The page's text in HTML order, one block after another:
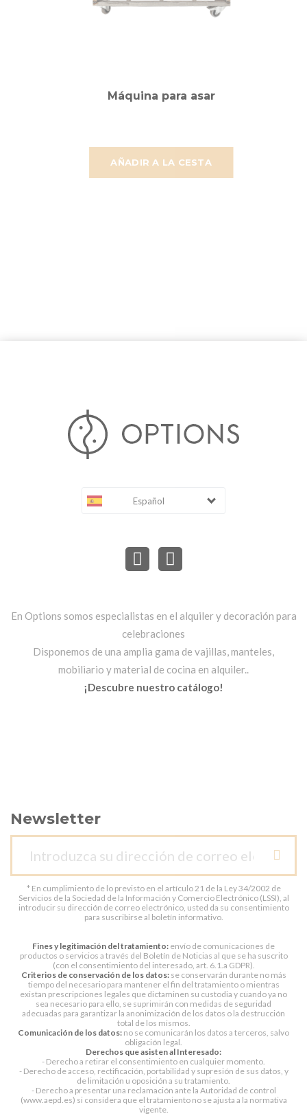
AÑADIR A LA CESTA
Máquina para asar
Español
En Options somos especialistas en el alquiler y decoración para
celebraciones
Disponemos de una amplia gama de vajillas, manteles,
mobiliario y material de cocina en alquiler..
¡Descubre nuestro catálogo!
Newsletter
* En cumplimiento de lo previsto en el artículo 21 de la Ley 34/2002 de
Servicios de la Sociedad de la Información y Comercio Electrónico (LSSI), al
introducir su dirección de correo electrónico, usted da su consentimiento
para suscribirse al boletín informativo.
Fines y legitimación del tratamiento: envío de comunicaciones de
productos o servicios a través del Boletín de Noticias al que se ha suscrito
(con el consentimiento del interesado, art. 6.1.a GDPR).
Criterios de conservación de los datos:se conservarán durante no más
tiempo del necesario para mantener el fin del tratamiento o mientras
existan prescripciones legales que dictaminen su custodia y cuando ya no
sea necesario para ello, se suprimirán con medidas de seguridad
adecuadas para garantizar la anonimización de los datos o la destrucción
total de los mismos.
Comunicación de los datos: no se comunicarán los datos a terceros, salvo
obligación legal.
Derechos que asisten al Interesado:
- Derecho a retirar el consentimiento en cualquier momento.
- Derecho de acceso, rectificación, portabilidad y supresión de sus datos, y
de limitación u oposición a su tratamiento.
- Derecho a presentar una reclamación ante la Autoridad de control
(www.aepd.es) si considera que el tratamiento no se ajusta a la normativa
vigente.